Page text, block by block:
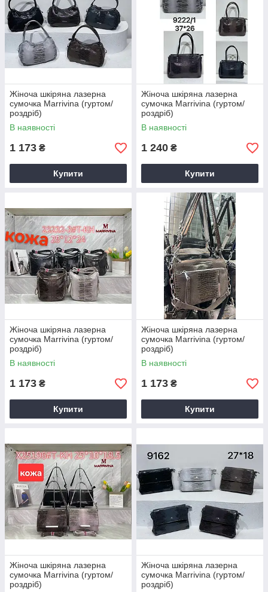
Жіноча шкіряна лазерна
сумочка Marrivina (гуртом/
роздріб)
В наявності
1 173 ₴
Купити
Жіноча шкіряна лазерна
сумочка Marrivina (гуртом/
роздріб)
В наявності
1 240 ₴
Купити
Жіноча шкіряна лазерна
сумочка Marrivina (гуртом/
роздріб)
В наявності
1 173 ₴
Купити
Жіноча шкіряна лазерна
сумочка Marrivina (гуртом/
роздріб)
В наявності
1 173 ₴
Купити
Жіноча шкіряна лазерна
сумочка Marrivina (гуртом/
роздріб)
Жіноча шкіряна лазерна
сумочка Marrivina (гуртом/
роздріб)